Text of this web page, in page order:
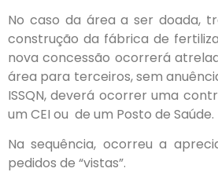
No caso da área a ser doada,
construção da fábrica de
nova concessão ocorrerá
área para terceiros, sem
ISSQN, deverá ocorrer uma
um CEI ou de um Posto de Saúde.
Na sequência, ocorreu a
pedidos de “vistas”.